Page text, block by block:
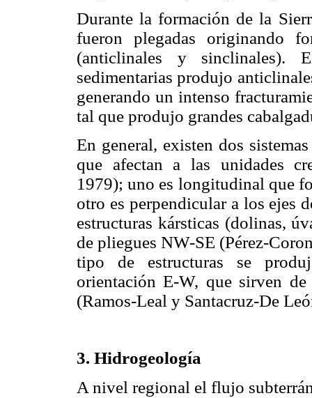
Durante la formación de la
fueron plegadas originando
(anticlinales y sinclinales).
sedimentarias produjo
generando un intenso
tal que produjo grandes
En general, existen dos
que afectan a las unidades
1979); uno es longitudinal que
otro es perpendicular a los ejes
estructuras kársticas (dolinas,
de pliegues NW-SE (Pérez-
tipo de estructuras se
orientación E-W, que sirven
(Ramos-Leal y Santacruz-De
3. Hidrogeología
A nivel regional el flujo